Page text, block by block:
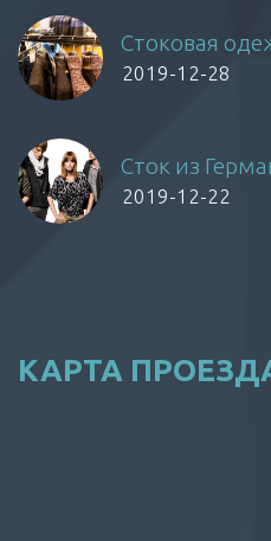
Стоковая
2019-12-28
Сток из
2019-12-22
КАРТА